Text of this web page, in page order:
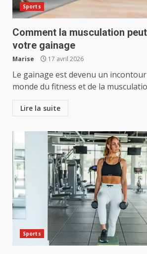
Sports
Comment la musculation
votre gainage
Marise 17 avril 2026
Le gainage est devenu un
monde du fitness et de la
Lire la suite
Sports